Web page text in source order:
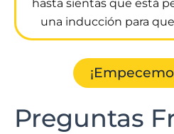
hasta sientas que está
una inducción para
Preguntas